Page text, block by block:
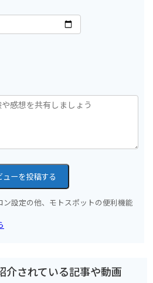
ューを投稿する
設定の他、モトスポットの便利機能
介されている記事や動画